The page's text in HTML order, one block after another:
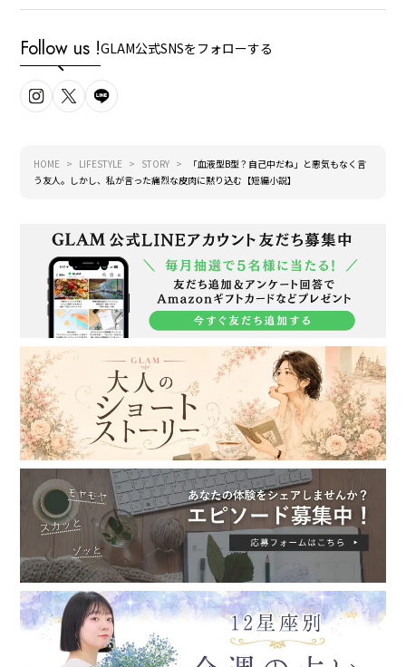
Follow us !GLAM公式SNSをフォローする
HOME LIFESTYLE STORY
「血液型B型？自己中だね」と悪気もなく言
う友人。しかし、私が言った痛烈な皮肉に黙り込む【短編小説】